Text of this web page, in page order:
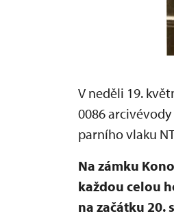
V neděli 19.
0086
parního vlaku
Na zámku
každou celou
na začátku 20.